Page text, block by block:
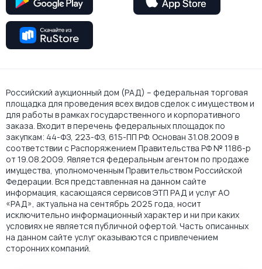
Российский аукционный дом (РАД) – федеральная торговая
площадка для проведения всех видов сделок с имуществом и
для работы в рамках государственного и корпоративного
заказа. Входит в перечень федеральных площадок по
закупкам: 44-ФЗ, 223-ФЗ, 615-ПП РФ. Основан 31.08.2009 в
соответствии с Распоряжением Правительства РФ № 1186-р
от 19.08.2009. Является федеральным агентом по продаже
имущества, уполномоченным Правительством Российской
Федерации. Вся представленная на данном сайте
информация, касающаяся сервисов ЭТП РАД и услуг АО
«РАД», актуальна на сентябрь 2025 года, носит
исключительно информационный характер и ни при каких
условиях не является публичной офертой. Часть описанных
на данном сайте услуг оказываются с привлечением
сторонних компаний.